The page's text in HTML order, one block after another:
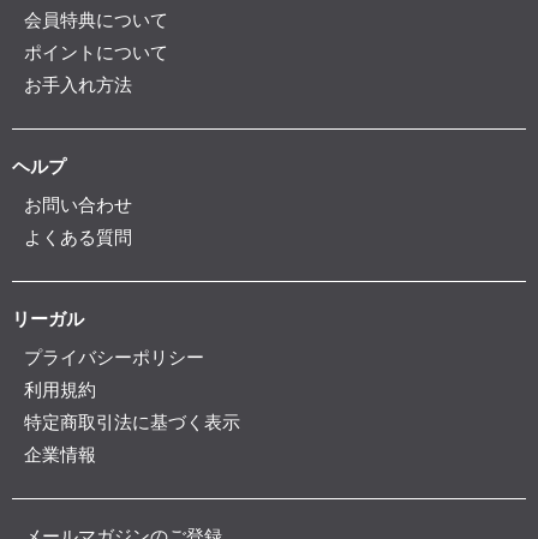
会員特典について
ポイントについて
お手入れ方法
ヘルプ
お問い合わせ
よくある質問
リーガル
プライバシーポリシー
利用規約
特定商取引法に基づく表示
企業情報